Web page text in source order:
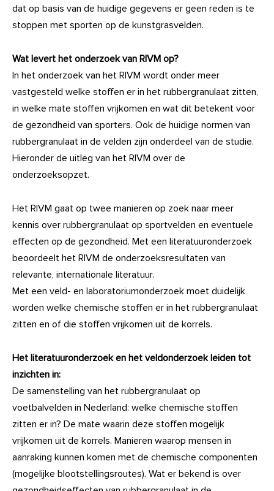
dat op basis van de huidige gegevens er geen reden is te
stoppen met sporten op de kunstgrasvelden.
Wat levert het onderzoek van RIVM op?
In het onderzoek van het RIVM wordt onder meer
vastgesteld welke stoffen er in het rubbergranulaat zitten,
in welke mate stoffen vrijkomen en wat dit betekent voor
de gezondheid van sporters. Ook de huidige normen van
rubbergranulaat in de velden zijn onderdeel van de studie.
Hieronder de uitleg van het RIVM over de
onderzoeksopzet.
Het RIVM gaat op twee manieren op zoek naar meer
kennis over rubbergranulaat op sportvelden en eventuele
effecten op de gezondheid. Met een literatuuronderzoek
beoordeelt het RIVM de onderzoeksresultaten van
relevante, internationale literatuur.
Met een veld- en laboratoriumonderzoek moet duidelijk
worden welke chemische stoffen er in het rubbergranulaat
zitten en of die stoffen vrijkomen uit de korrels.
Het literatuuronderzoek en het veldonderzoek leiden tot
inzichten in:
De samenstelling van het rubbergranulaat op
voetbalvelden in Nederland: welke chemische stoffen
zitten er in? De mate waarin deze stoffen mogelijk
vrijkomen uit de korrels. Manieren waarop mensen in
aanraking kunnen komen met de chemische componenten
(mogelijke blootstellingsroutes). Wat er bekend is over